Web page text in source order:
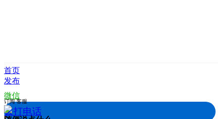
首页
发布
微信
拨打电话
订阅 客服